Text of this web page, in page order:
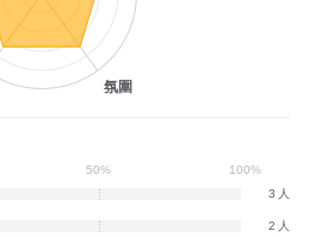
氛圍
50% 100%
3
2